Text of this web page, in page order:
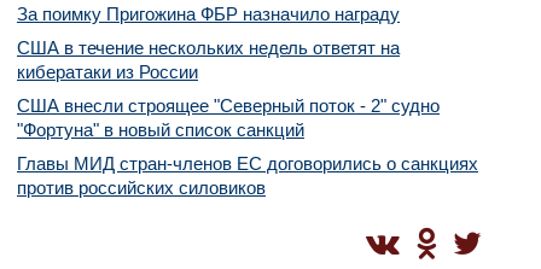
За поимку Пригожина ФБР назначило награду
США в течение нескольких недель ответят на
кибератаки из России
США внесли строящее "Северный поток - 2" судно
"Фортуна" в новый список санкций
Главы МИД стран-членов ЕС договорились о санкциях
против российских силовиков